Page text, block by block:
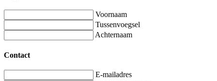
Voornaam
Tussenvoegsel
Achternaam
Contact
E-mailadres